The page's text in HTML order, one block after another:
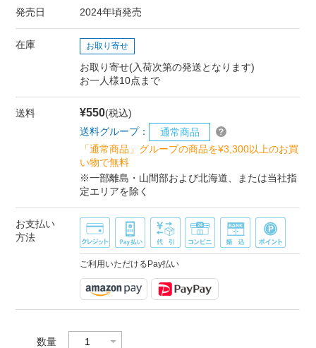
発売日 2024年頃発売
在庫 お取り寄せ
お取り寄せ(入荷次第の発送となります)
お一人様10点まで
送料 ¥550(税込)
送料グループ：
通常商品
「通常商品」グループの商品を¥3,300以上のお買
い物で無料
※一部離島・山間部および北海道、または当社指
定エリアを除く
お支払い
方法
ご利用いただけるPay払い
数量